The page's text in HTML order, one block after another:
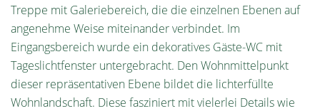
Treppe mit Galeriebereich, die die einzelnen Ebenen auf
angenehme Weise miteinander verbindet. Im
Eingangsbereich wurde ein dekoratives Gäste-WC mit
Tageslichtfenster untergebracht. Den Wohnmittelpunkt
dieser repräsentativen Ebene bildet die lichterfüllte
Wohnlandschaft. Diese fasziniert mit vielerlei Details wie